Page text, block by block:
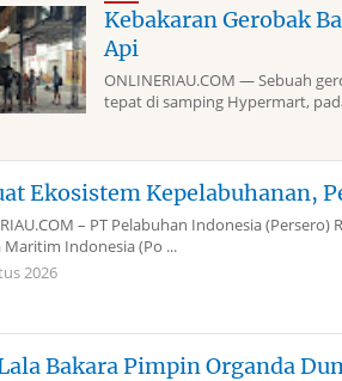
Kebakaran Gerobak
Api
ONLINERIAU.COM — Sebuah
tepat di samping Hypermart,
Ekosistem Kepelabuhanan,
– PT Pelabuhan Indonesia
Maritim Indonesia (Po ...
2026
Bakara Pimpin Organda